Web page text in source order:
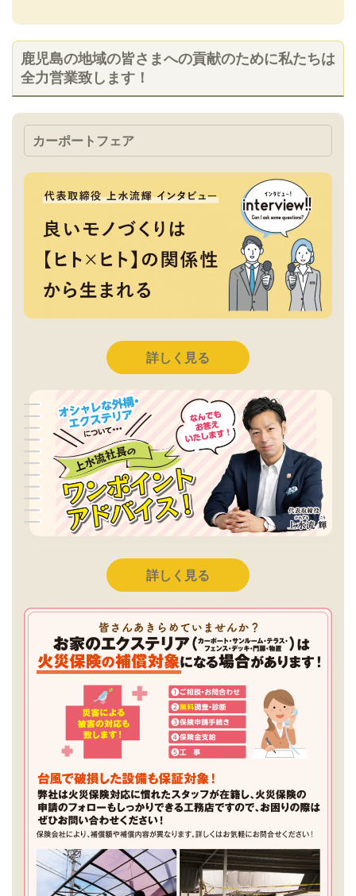
鹿児島の地域の皆さまへの貢献のために私たちは
全力営業致します！
カーポートフェア
詳しく見る
詳しく見る